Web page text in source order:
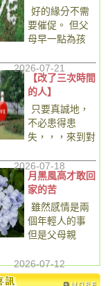
好的緣分不需
要催促。 但父
母早一點為孩
2026-07-21
【改了三次時間
的人】
只要真誠地，
不必患得患
失，，，來到對
2026-07-18
月黑風高才敢回
家的苦
雖然感情是兩
個年輕人的事
但是父母親
2026-07-12